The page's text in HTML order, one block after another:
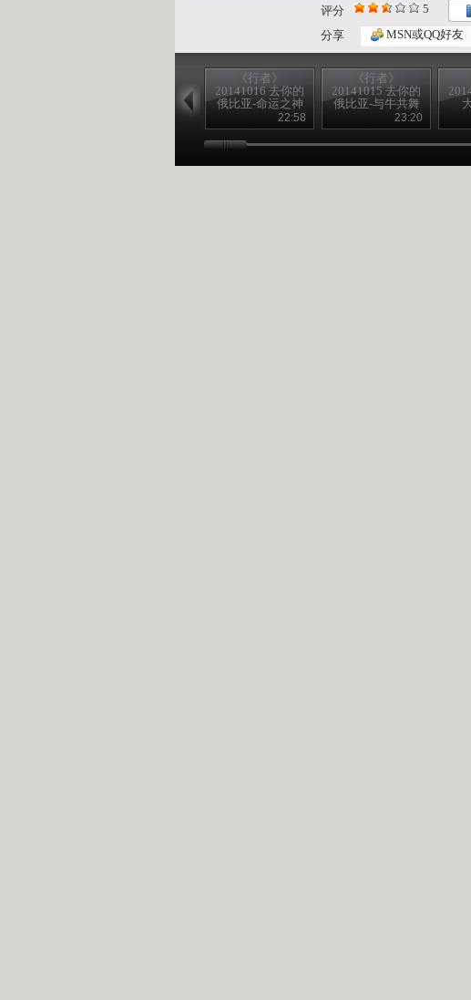
评分 5
分享
MSN或QQ好友
《行者》
20141016 去你的
俄比亚-命运之神
22:58
《行者》
20141015 去你的
俄比亚-与牛共舞
23:20